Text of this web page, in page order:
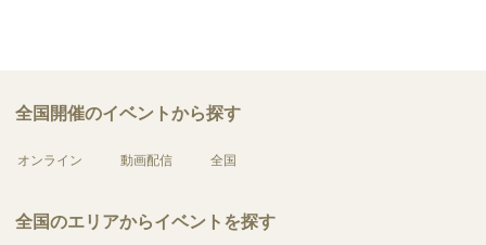
全国開催のイベントから探す
オンライン 動画配信 全国
全国のエリアからイベントを探す